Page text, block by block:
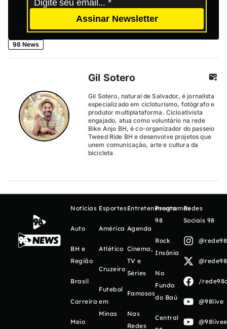
Assinar Newsletter
98 News
Gil Sotero
Gil Sotero, natural de Salvador, é jornalista
especializado em cicloturismo, fotógrafo e
produtor multiplataforma. Cicloativista
engajado, atua como voluntário na rede
Bike Anjo BH, é co-organizador do passeio
Tweed Ride BH e desenvolve projetos que
unem comunicação, arte e cultura da
bicicleta
Notícias
Auto
BH e
Região
Brasil
Carreira
Meio
Esportes
América
Atlético
Cruzeiro
Futebol
em
Minas
Entretenimento
Agenda
Cinema,
TV e
Séries
Famosos
Nas
Redes
Programas
98
Rock
Insônia
No
Fundo
do Baú
Central
Redes
Sociais 98
/
@98live